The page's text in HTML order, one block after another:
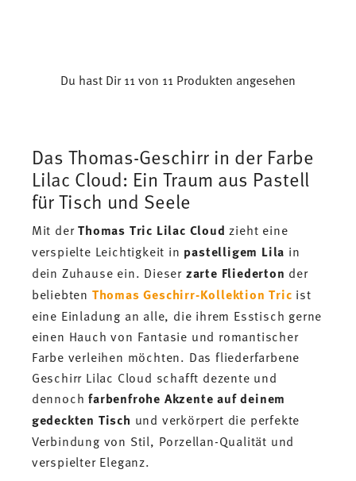
Du hast Dir 11 von 11 Produkten angesehen
Das Thomas-Geschirr in der Farbe
Lilac Cloud: Ein Traum aus Pastell
für Tisch und Seele
Mit derThomas Tric Lilac Cloud zieht eine
verspielte Leichtigkeit in pastelligem Lila in
dein Zuhause ein. Dieser zarte Fliederton der
beliebten Thomas Geschirr-Kollektion Tric ist
eine Einladung an alle, die ihrem Esstisch gerne
einen Hauch von Fantasie und romantischer
Farbe verleihen möchten. Das fliederfarbene
Geschirr Lilac Cloud schafft dezente und
dennochfarbenfrohe Akzente auf deinem
gedeckten Tisch und verkörpert die perfekte
Verbindung von Stil, Porzellan-Qualität und
verspielter Eleganz.